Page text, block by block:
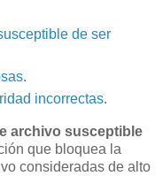
de ser
.
incorrectas.
archivo susceptible
que bloquea la
consideradas de alto